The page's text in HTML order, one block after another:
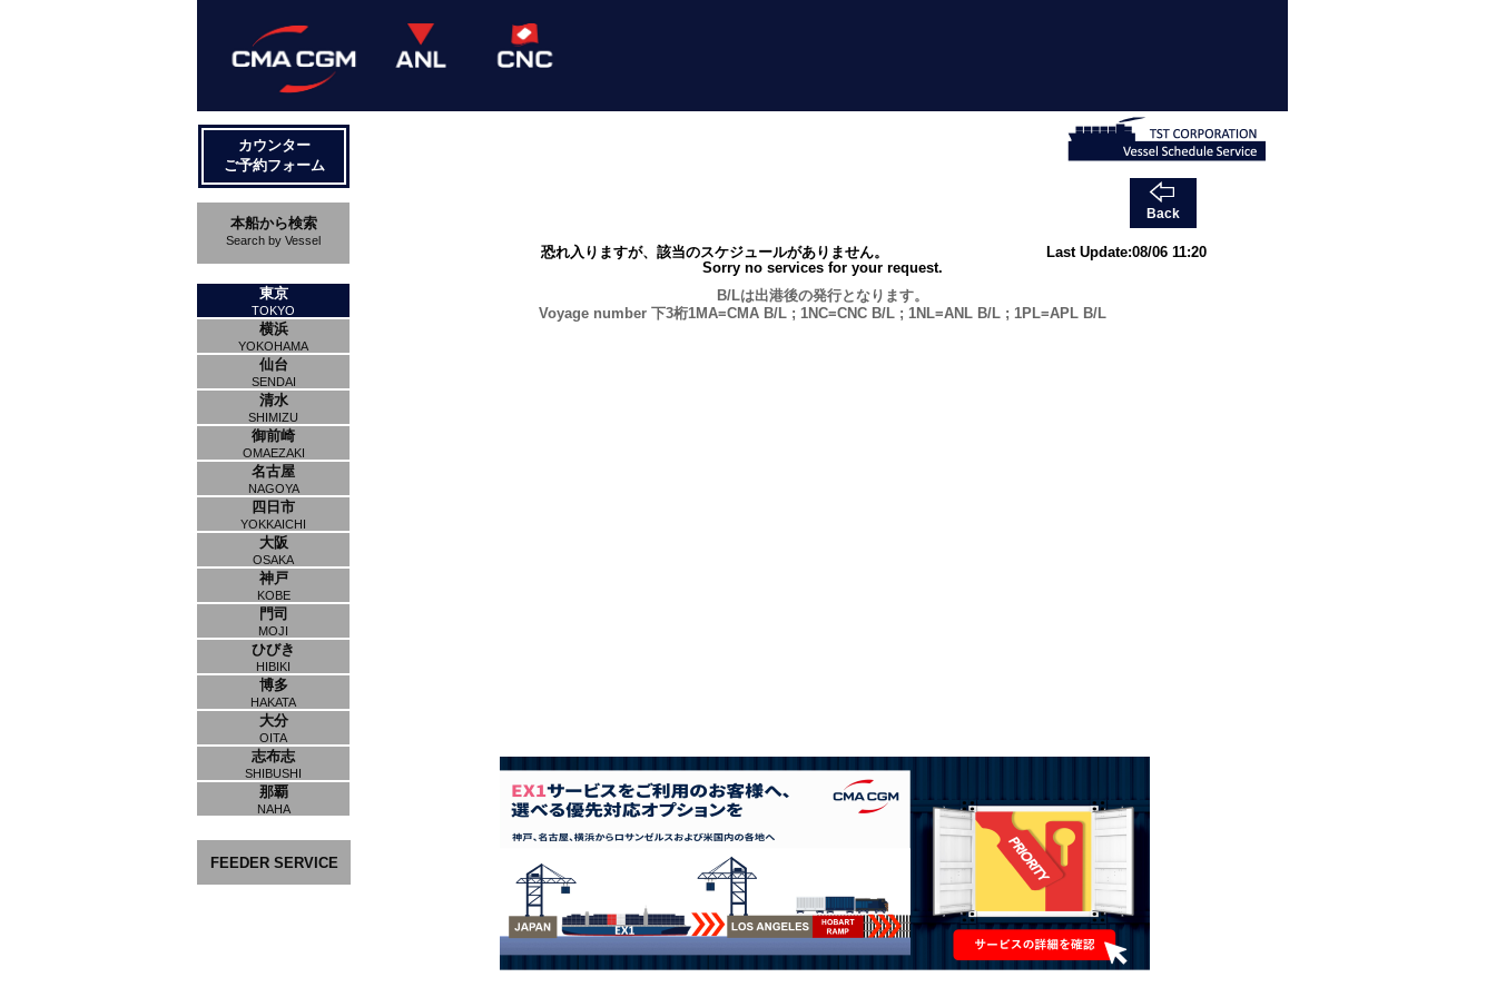
カウンター
ご予約フォーム
本船から検索
Search by Vessel
東京
TOKYO
横浜
YOKOHAMA
仙台
SENDAI
清水
SHIMIZU
御前崎
OMAEZAKI
名古屋
NAGOYA
四日市
YOKKAICHI
大阪
OSAKA
神戸
KOBE
門司
MOJI
ひびき
HIBIKI
博多
HAKATA
大分
OITA
志布志
SHIBUSHI
那覇
NAHA
FEEDER SERVICE
Back
Last Update:08/06 11:20
恐れ入りますが、該当のスケジュールがありません。
Sorry no services for your request.
B/Lは出港後の発行となります。
Voyage number 下3桁1MA=CMA B/L ; 1NC=CNC B/L ; 1NL=ANL B/L ; 1PL=APL B/L